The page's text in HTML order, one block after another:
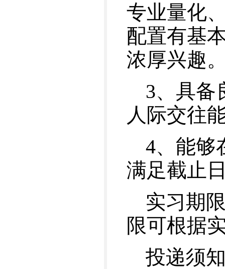
专业量化
配置有基
浓厚兴趣
3、具备
人际交往
4、能够
满足截止
实习期
限可根据
投递须